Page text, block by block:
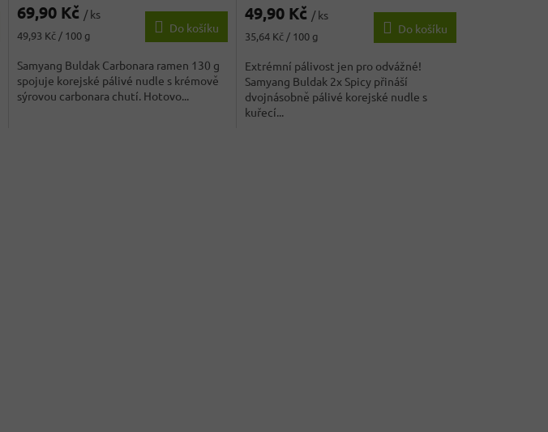
69,90 Kč / ks
Měrná
49,93 Kč / 100 g
Do košíku
Samyang Buldak Carbonara ramen 130 g
spojuje korejské pálivé nudle s krémově
sýrovou carbonara chutí. Hotovo...
49,90 Kč / ks
Měrná
35,64 Kč / 100 g
Do košíku
Extrémní pálivost jen pro odvážné!
Samyang Buldak 2x Spicy přináší
dvojnásobně pálivé korejské nudle s
kuřecí...